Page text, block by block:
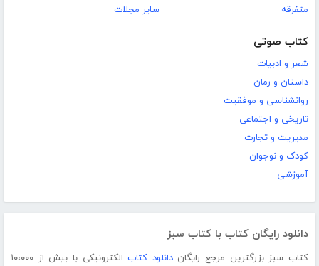
متفرقه
سایر مجلات
کتاب صوتی
شعر و ادبیات
داستان و رمان
روانشناسی و موفقیت
تاریخی و اجتماعی
مدیریت و تجارت
کودک و نوجوان
آموزشی
دانلود رایگان کتاب با کتاب سبز
کتاب سبز بزرگترین مرجع رایگاندانلود کتاب
الکترونیکی با بیش از ۱۰،۰۰۰